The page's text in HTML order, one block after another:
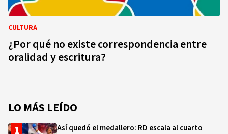
CULTURA
¿Por qué no existe correspondencia entre
oralidad y escritura?
LO MÁS LEÍDO
Así quedó el medallero: RD escala al cuarto